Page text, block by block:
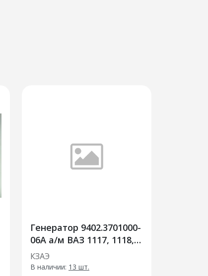
Генератор 9402.3701000-
06А а/м ВАЗ 1117, 1118,
1119 ("Калина")90А
КЗАЭ
В наличии: 13 шт.